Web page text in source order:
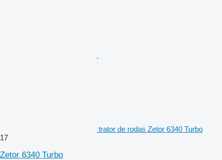
trator de rodas Zetor 6340 Turbo
17
Zetor 6340 Turbo